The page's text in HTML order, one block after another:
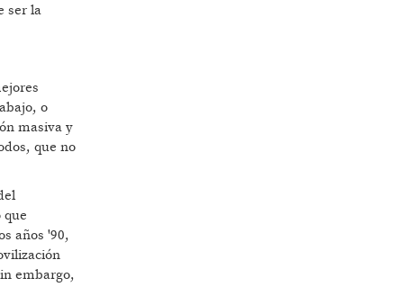
ser la
o
masiva y
que no
que
años '90,
embargo,